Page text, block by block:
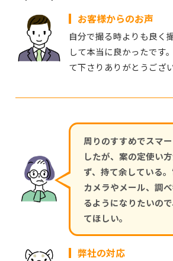
お客様からのお声
自分で撮る時よりも良く
して本当に良かったです
て下さりありがとうござ
周りのすすめでスマ
したが、案の定使い
ず、持て余している。
カメラやメール、調
るようになりたいの
てほしい。
弊社の対応